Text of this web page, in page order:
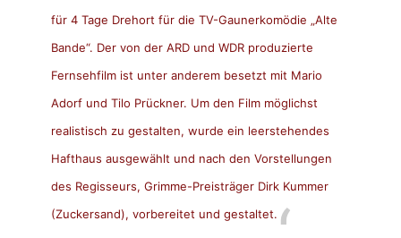
für 4 Tage Drehort für die TV-Gaunerkomödie „Alte
Bande“. Der von der ARD und WDR produzierte
Fernsehfilm ist unter anderem besetzt mit Mario
Adorf und Tilo Prückner. Um den Film möglichst
realistisch zu gestalten, wurde ein leerstehendes
Hafthaus ausgewählt und nach den Vorstellungen
des Regisseurs, Grimme-Preisträger Dirk Kummer
(Zuckersand), vorbereitet und gestaltet.